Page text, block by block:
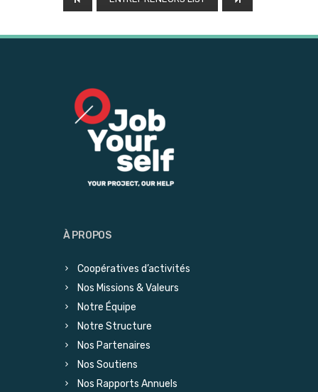
À PROPOS
Coopératives d’activités
Nos Missions & Valeurs
Notre Équipe
Notre Structure
Nos Partenaires
Nos Soutiens
Nos Rapports Annuels